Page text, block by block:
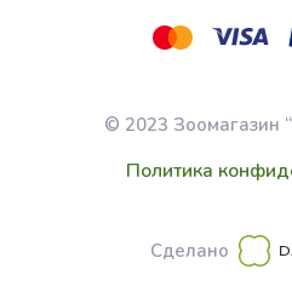
© 2023 Зоомагазин
Политика
Сделано